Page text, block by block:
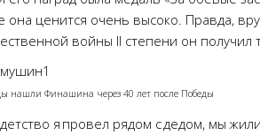
она ценится очень высоко. Правда,
войны II степени он получил
нашли Финашина через 40 лет после Победы
я провел рядом с дедом, мы